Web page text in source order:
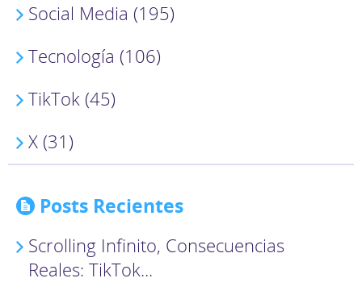
Social Media (195)
Tecnología (106)
TikTok (45)
X (31)
Posts Recientes
Scrolling Infinito, Consecuencias
Reales: TikTok...